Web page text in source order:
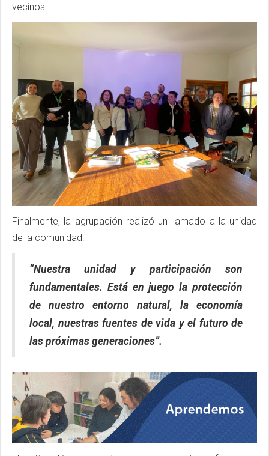
vecinos.
Finalmente, la agrupación realizó un llamado a la unidad
de la comunidad:
“Nuestra unidad y participación son
fundamentales. Está en juego la protección
de nuestro entorno natural, la economía
local, nuestras fuentes de vida y el futuro de
las próximas generaciones”.